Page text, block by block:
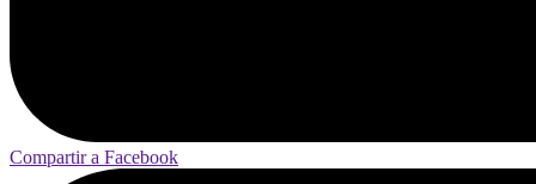
Compartir a Facebook